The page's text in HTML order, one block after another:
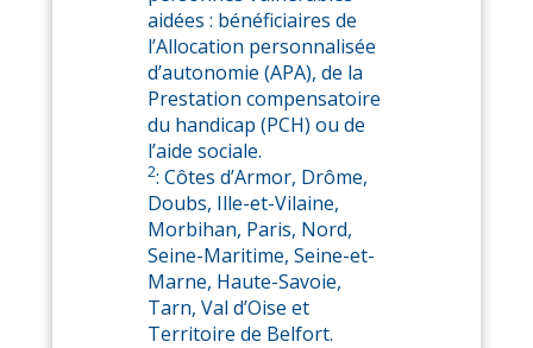
aidées : bénéficiaires de
l’Allocation personnalisée
d’autonomie (APA), de la
Prestation compensatoire
du handicap (PCH) ou de
l’aide sociale.
2: Côtes d’Armor, Drôme,
Doubs, Ille-et-Vilaine,
Morbihan, Paris, Nord,
Seine-Maritime, Seine-et-
Marne, Haute-Savoie,
Tarn, Val d’Oise et
Territoire de Belfort.